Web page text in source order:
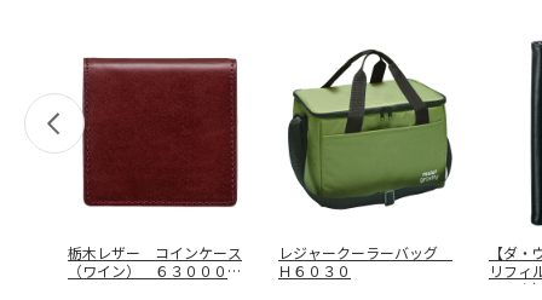
栃木レザー コインケース
（ワイン） ６３０００６
レジャークーラーバッグ
Ｈ６０３０
【ダ
リフィ
ラッ